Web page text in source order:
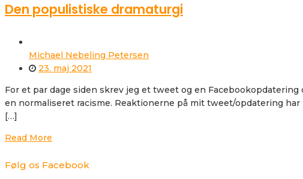
Den populistiske dramaturgi
Michael Nebeling Petersen
23. maj 2021
For et par dage siden skrev jeg et tweet og en
en normaliseret racisme. Reaktionerne på mit tweet/opdatering
[…]
Read More
Følg os Facebook